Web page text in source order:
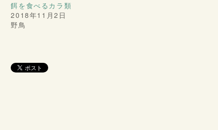
餌を食べるカラ類
2018年11月2日
野鳥